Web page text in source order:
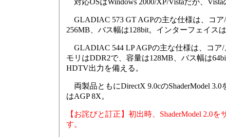
対応OSはWindows 2000/XP/Vistaだが、
GLADIAC 573 GT AGPの主な仕様は、コ
256MB、バス幅は128bit。インターフェイス
GLADIAC 544 LP AGPの主な仕様は、コア
モリはDDR2で、容量は128MB、バス幅は
HDTV出力を備える。
両製品ともにDirectX 9.0cのShaderModel
はAGP 8X。
【お詫びと訂正】初出時、ShaderModel 2.0
す。